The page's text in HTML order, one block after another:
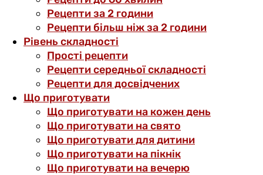
Рецепти за 2 години
Рецепти більш ніж за 2 години
Рівень складності
Прості рецепти
Рецепти середньої складності
Рецепти для досвідчених
Що приготувати
Що приготувати на кожен день
Що приготувати на свято
Що приготувати для дитини
Що приготувати на пікнік
Що приготувати на вечерю